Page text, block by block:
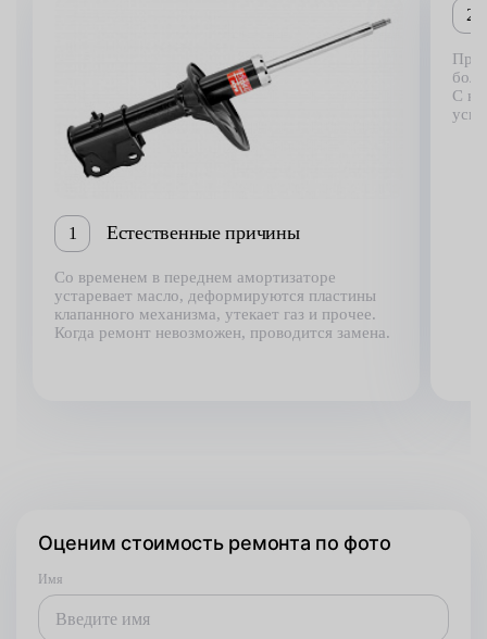
1 Естественные причины
Со временем в переднем амортизаторе
устаревает масло, деформируются пластины
клапанного механизма, утекает газ и прочее.
Когда ремонт невозможен, проводится замена.
2
При
С
Оценим стоимость ремонта по фото
Имя